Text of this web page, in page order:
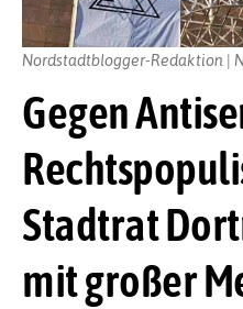
Gegen
Stadtrat
mit großer
Nordstadtblogger-Redaktion |